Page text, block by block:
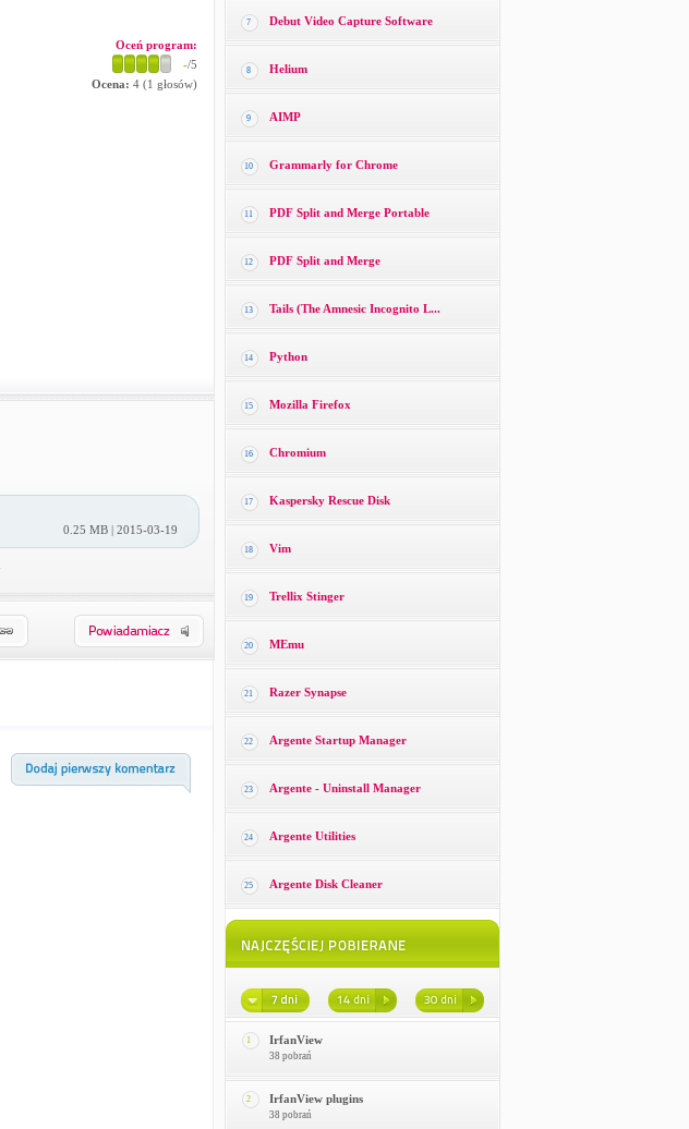
Oceń program:
-/5
Ocena: 4(1 głosów)
0.25 MB | 2015-03-19
7 Debut Video Capture Software
8 Helium
9 AIMP
10 Grammarly for Chrome
11 PDF Split and Merge Portable
12 PDF Split and Merge
13 Tails (The Amnesic Incognito L...
14 Python
15 Mozilla Firefox
16 Chromium
17 Kaspersky Rescue Disk
18 Vim
19 Trellix Stinger
20 MEmu
21 Razer Synapse
22 Argente Startup Manager
23 Argente - Uninstall Manager
24 Argente Utilities
25 Argente Disk Cleaner
1 IrfanView
38 pobrań
2 IrfanView plugins
38 pobrań